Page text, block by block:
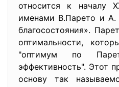
относится к началу
именами В.Парето и А.
благосостояния».
оптимальности,
"оптимум по
эффективность". Этот
основу так